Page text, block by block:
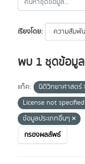
เรียงโดย
พบ 1 ชุดข้อมูล
แท็ค: นิติวิทยาศาสตร์
License not specified
ข้อมูลประเภทอื่นๆ
กรองผลลัพธ์